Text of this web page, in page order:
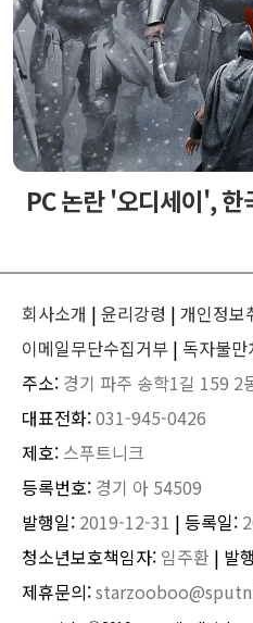
PC 논란 '오디세이', 한
회사소개 | 윤리강령 | 개인정보
이메일무단수집거부 | 독자불만
주소: 경기 파주 송학1길 159 2
대표전화:031-945-0426
제호: 스푸트니크
등록번호: 경기 아 54509
발행일: 2019-12-31 | 등록일:
청소년보호책임자: 임주환 | 발
제휴문의: